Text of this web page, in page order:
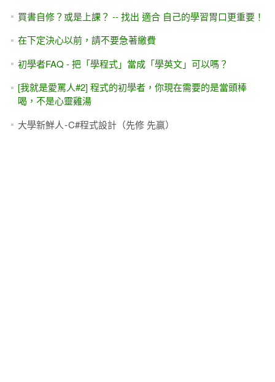
買書自修？或是上課？ -- 找出 適合 自己的學習胃口更重要！
在下定決心以前，請不要急著繳費
初學者FAQ - 把「學程式」當成「學英文」可以嗎？
[我就是愛罵人#2] 程式的初學者，你現在需要的是當頭棒
喝，不是心靈雞湯
大學新鮮人 - C#程式設計（先修 先贏）